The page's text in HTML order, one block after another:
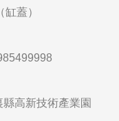
蓋）
高新技術產業園